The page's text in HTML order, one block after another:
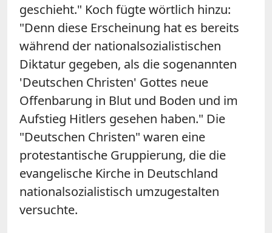
geschieht." Koch fügte wörtlich hinzu:
"Denn diese Erscheinung hat es bereits
während der nationalsozialistischen
Diktatur gegeben, als die sogenannten
'Deutschen Christen' Gottes neue
Offenbarung in Blut und Boden und im
Aufstieg Hitlers gesehen haben." Die
"Deutschen Christen" waren eine
protestantische Gruppierung, die die
evangelische Kirche in Deutschland
nationalsozialistisch umzugestalten
versuchte.